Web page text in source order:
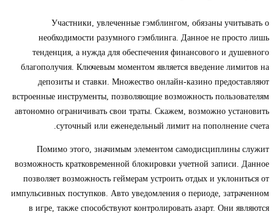
Участники, увлеченные гэмблингом, обязаны учитывать о
необходимости разумного гэмблинга. Данное не просто лишь
тенденция, а нужда для обеспечения финансового и душевного
благополучия. Ключевым моментом является введение лимитов на
депозиты и ставки. Множество онлайн-казино предоставляют
встроенные инструменты, позволяющие возможность пользователям
автономно ограничивать свои траты. Скажем, возможно установить
суточный или еженедельный лимит на пополнение счета.
Помимо этого, значимым элементом самодисциплины служит
возможность кратковременной блокировки учетной записи. Данное
позволяет возможность геймерам устроить отдых и уклониться от
импульсивных поступков. Авто уведомления о периоде, затраченном
в игре, также способствуют контролировать азарт. Они являются